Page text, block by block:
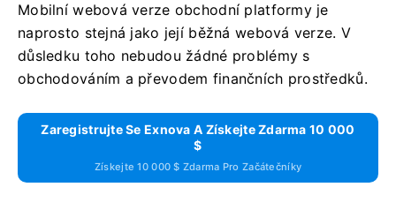
Mobilní webová verze obchodní platformy je
naprosto stejná jako její běžná webová verze. V
důsledku toho nebudou žádné problémy s
obchodováním a převodem finančních prostředků.
Zaregistrujte Se Exnova A Získejte Zdarma 10 000
$
Získejte 10 000 $ Zdarma Pro Začátečníky